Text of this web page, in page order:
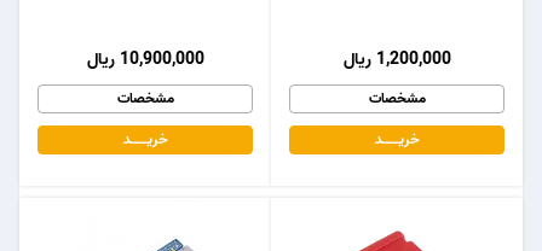
10,900,000 ریال
مشخصات
خریـــــــد
1,200,000 ریال
مشخصات
خریـــــــد